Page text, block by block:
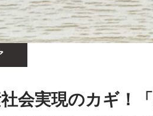
会実現のカギ！